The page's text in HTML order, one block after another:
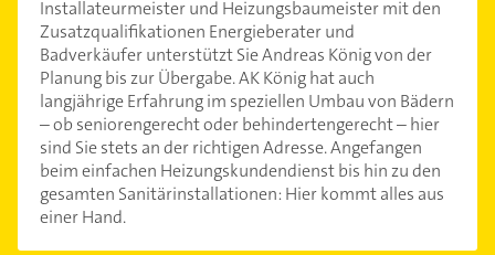
Installateurmeister und Heizungsbaumeister mit den
Zusatzqualifikationen Energieberater und
Badverkäufer unterstützt Sie Andreas König von der
Planung bis zur Übergabe. AK König hat auch
langjährige Erfahrung im speziellen Umbau von Bädern
– ob seniorengerecht oder behindertengerecht – hier
sind Sie stets an der richtigen Adresse. Angefangen
beim einfachen Heizungskundendienst bis hin zu den
gesamten Sanitärinstallationen: Hier kommt alles aus
einer Hand.